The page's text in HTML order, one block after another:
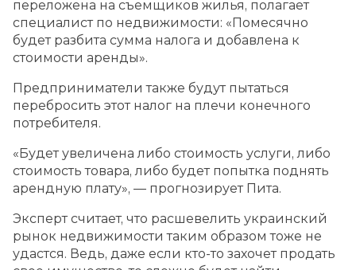
переложена на съемщиков жилья, полагает
специалист по недвижимости: «Помесячно
будет разбита сумма налога и добавлена к
стоимости аренды».
Предприниматели также будут пытаться
перебросить этот налог на плечи конечного
потребителя.
«Будет увеличена либо стоимость услуги, либо
стоимость товара, либо будет попытка поднять
арендную плату», — прогнозирует Пита.
Эксперт считает, что расшевелить украинский
рынок недвижимости таким образом тоже не
удастся. Ведь, даже если кто-то захочет продать